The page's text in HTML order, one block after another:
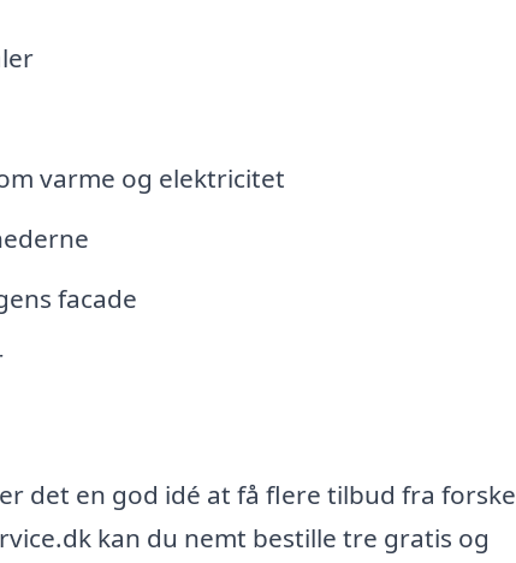
varme og elektricitet
facade
det en god idé at få flere tilbud fra
kan du nemt bestille tre gratis og